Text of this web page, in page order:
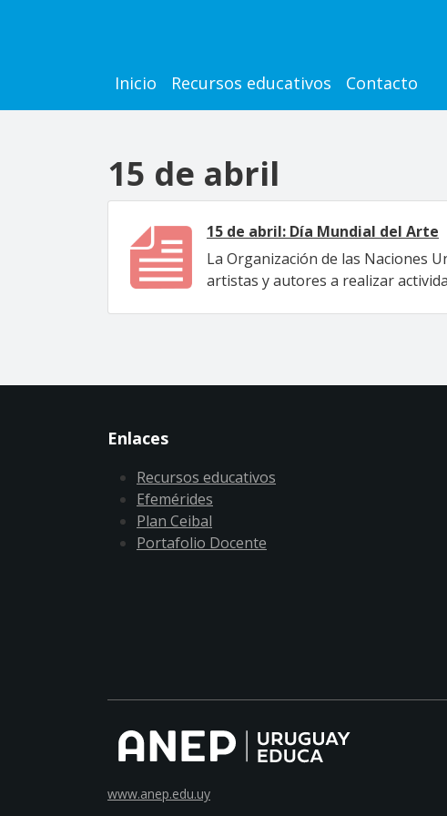
Main navigation
Inicio Recursos educativos Contacto
15 de abril
15 de abril: Día Mundial del Arte
La Organización de las Naciones
artistas y autores a realizar
Enlaces
Recursos educativos
Efemérides
Plan Ceibal
Portafolio Docente
www.anep.edu.uy